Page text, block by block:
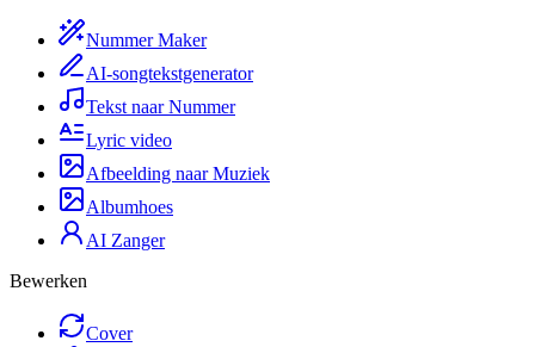
Nummer Maker
AI-songtekstgenerator
Tekst naar Nummer
Lyric video
Afbeelding naar Muziek
Albumhoes
AI Zanger
Bewerken
Cover